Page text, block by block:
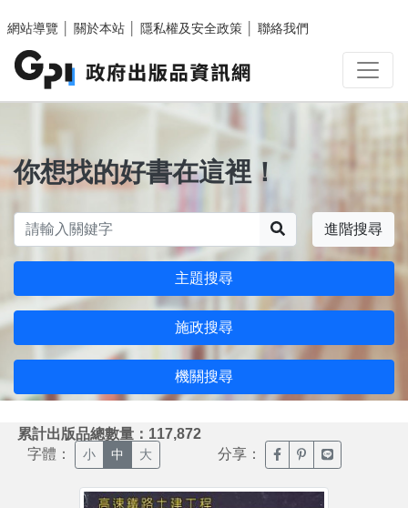
網站導覽
關於本站 隱私權及安全政策 聯絡我們
你想找的好書在這裡！
進階搜尋
主題搜尋
施政搜尋
機關搜尋
累計出版品總數量：117,872
字體： 小 中 大 分享： 臉書分享(另開新視窗)
噗浪分享(另開新
Line分享(另